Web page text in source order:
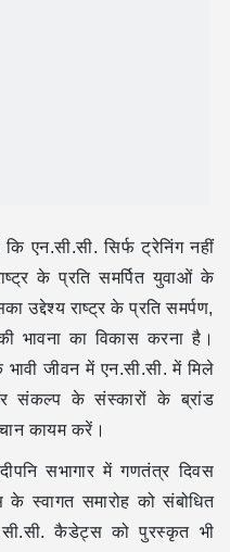
एन.सी.सी. सिर्फ ट्रेनिंग नहीं
के प्रति समर्पित युवाओं के
उद्देश्य राष्ट्र के प्रति समर्पण,
भावना का विकास करना है।
जीवन में एन.सी.सी. में मिले
संकल्प के संस्कारों के ब्रांड
कायम करें।
सभागार में गणतंत्र दिवस
स्वागत समारोह को संबोधित
कैडेट्स को पुरस्कृत भी